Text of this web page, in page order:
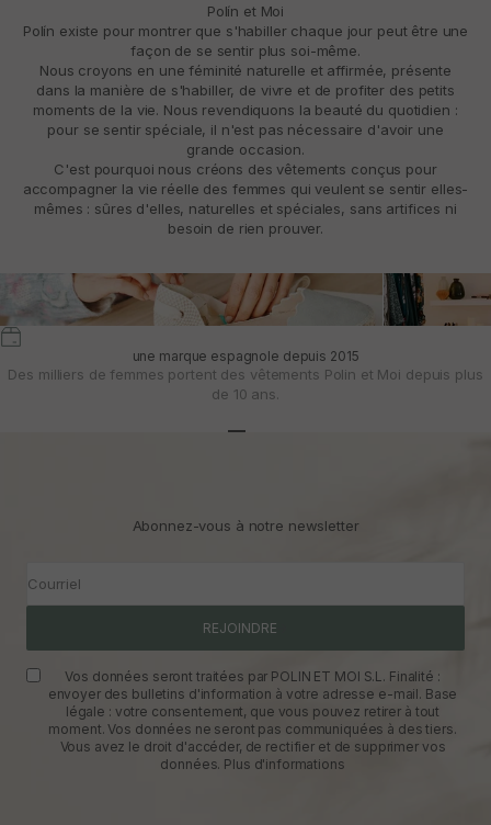
Polín et Moi
Polín existe pour montrer que s'habiller chaque jour peut être une
façon de se sentir plus soi-même.
Nous croyons en une féminité naturelle et affirmée, présente
dans la manière de s'habiller, de vivre et de profiter des petits
moments de la vie. Nous revendiquons la beauté du quotidien :
pour se sentir spéciale, il n'est pas nécessaire d'avoir une
grande occasion.
C'est pourquoi nous créons des vêtements conçus pour
accompagner la vie réelle des femmes qui veulent se sentir elles-
mêmes : sûres d'elles, naturelles et spéciales, sans artifices ni
besoin de rien prouver.
une marque espagnole depuis 2015
Des milliers de femmes portent des vêtements Polin et Moi depuis plus
de 10 ans.
Abonnez-vous à notre newsletter
Courriel
REJOINDRE
Vos données seront traitées par POLIN ET MOI S.L. Finalité :
envoyer des bulletins d'information à votre adresse e-mail. Base
légale : votre consentement, que vous pouvez retirer à tout
moment. Vos données ne seront pas communiquées à des tiers.
Vous avez le droit d'accéder, de rectifier et de supprimer vos
données. Plus d'informations